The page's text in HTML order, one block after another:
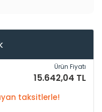
Ürün Fiyatı
15.642,04 TL
taksitlerle!